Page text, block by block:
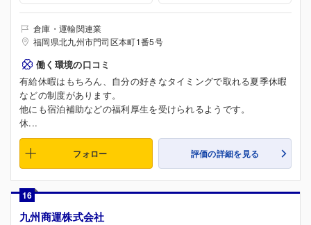
倉庫・運輸関連業
福岡県北九州市門司区本町1番5号
働く環境の口コミ
有給休暇はもちろん、自分の好きなタイミングで取れる夏季休暇
などの制度があります。
他にも宿泊補助などの福利厚生を受けられるようです。
休...
フォロー 評価の詳細を見る
16
九州商運株式会社